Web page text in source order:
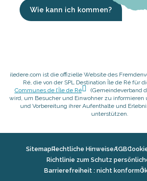
Wie kann ich kommen?
iledere.com ist die offizielle Website des
Ré, die von der SPL Destination Île de Ré für
Communes de l’Île de Ré
(Gemeindeverband
wird, um Besucher und Einwohner zu informieren
und Vorbereitung ihrer Aufenthalte und
unterstützen.
SitemapRechtliche HinweiseAGB
Richtlinie zum Schutz
Barrierefreiheit : nicht konform